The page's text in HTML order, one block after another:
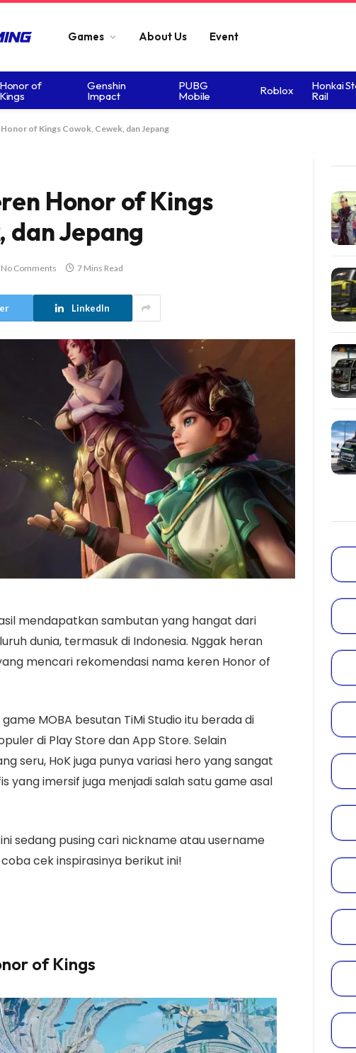
Games About Us Event
Honor of
Kings
Genshin
Impact
PUBG
Mobile Roblox Honkai
Rail
of Kings Cowok, Cewek, dan Jepang
Honor of Kings
dan Jepang
No Comments 7 Mins Read
LinkedIn
mendapatkan sambutan yang hangat dari
dunia, termasuk di Indonesia. Nggak heran
mencari rekomendasi nama keren Honor of
game MOBA besutan TiMi Studio itu berada di
di Play Store dan App Store. Selain
seru, HoK juga punya variasi hero yang sangat
yang imersif juga menjadi salah satu game asal
sedang pusing cari nickname atau username
cek inspirasinya berikut ini!
of Kings